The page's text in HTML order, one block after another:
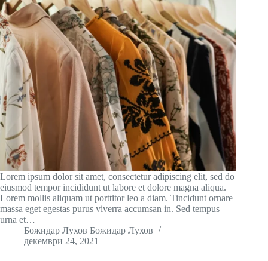
Lorem ipsum dolor sit amet, consectetur adipiscing elit, sed do
eiusmod tempor incididunt ut labore et dolore magna aliqua.
Lorem mollis aliquam ut porttitor leo a diam. Tincidunt ornare
massa eget egestas purus viverra accumsan in. Sed tempus
urna et…
Божидар Лухов Божидар Лухов
декември 24, 2021